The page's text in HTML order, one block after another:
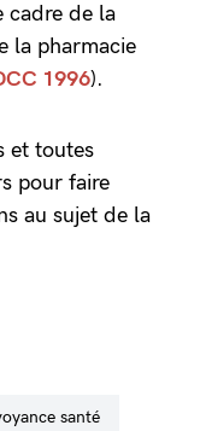
cadre de la
la pharmacie
1996).
et toutes
pour faire
au sujet de la
santé